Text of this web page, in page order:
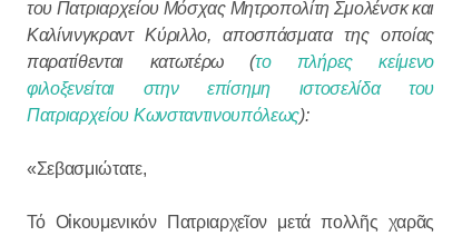
του Πατριαρχείου Μόσχας Μητροπολίτη Σμολένσκ και
Καλίνινγκραντ Κύριλλο, αποσπάσματα της οποίας
παρατίθενται κατωτέρω (το πλήρες κείμενο
φιλοξενείται στην επίσημη ιστοσελίδα του
Πατριαρχείου Κωνσταντινουπόλεως):
«Σεβασμιώτατε,
Τό Οἰκουμενικόν Πατριαρχεῖον μετά πολλῆς χαρᾶς